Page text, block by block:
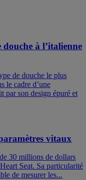
à l’italienne
de douche le plus
le cadre d’une
par son design épuré et
vitaux
30 millions de dollars
Seat. Sa particularité
de mesurer les...